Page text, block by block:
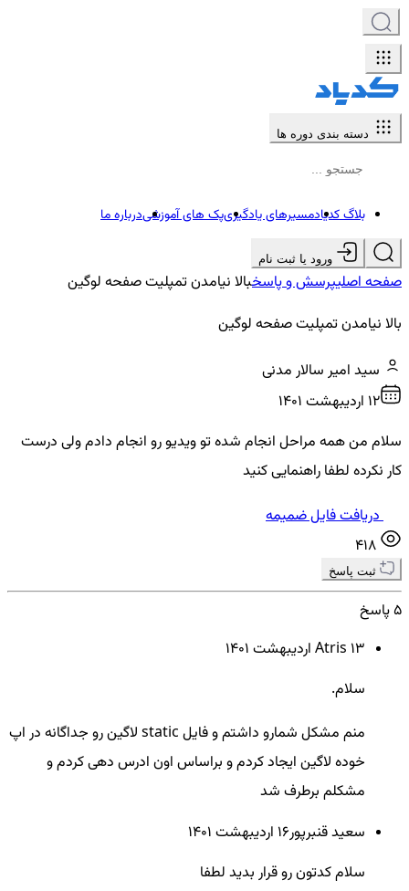
دسته بندی دوره ها
بلاگ کدیادمسیرهای یادگیریپک های آموزشیدرباره ما
ورود یا ثبت نام
صفحه اصلیپرسش و پاسخبالا نیامدن تمپلیت صفحه لوگین
بالا نیامدن تمپلیت صفحه لوگین
سید امیر سالار مدنی
12 ارديبهشت ۱۴۰۱
سلام من همه مراحل انجام شده تو ویدیو رو انجام دادم ولی درست
کار نکرده لطفا راهنمایی کنید
دریافت فایل ضمیمه
ثبت پاسخ
5 پاسخ
Atris 13 ارديبهشت ۱۴۰۱
سلام.
منم مشکل شمارو داشتم و فایل static لاگین رو جداگانه در اپ
خوده لاگین ایجاد کردم و براساس اون ادرس دهی کردم و
مشکلم برطرف شد
سعید قنبرپور16 ارديبهشت ۱۴۰۱
سلام کدتون رو قرار بدید لطفا